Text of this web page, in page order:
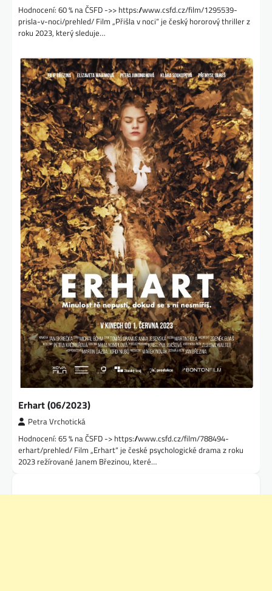
Hodnocení: 60 % na ČSFD ->> https://www.csfd.cz/film/1295539-
prisla-v-noci/prehled/ Film „Přišla v noci“ je český hororový thriller z
roku 2023, který sleduje…
Erhart (06/2023)
Petra Vrchotická
Hodnocení: 65 % na ČSFD -> https://www.csfd.cz/film/788494-
erhart/prehled/ Film „Erhart“ je české psychologické drama z roku
2023 režírované Janem Březinou, které…